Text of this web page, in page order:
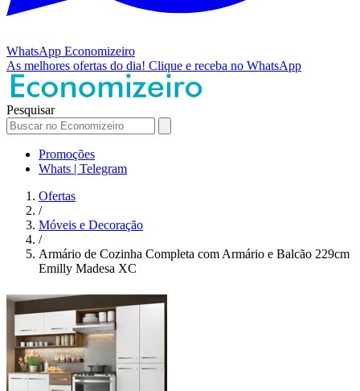
WhatsApp Economizeiro
As melhores ofertas do dia! Clique e receba no WhatsApp
Pesquisar
Promoções
Whats | Telegram
Ofertas
/
Móveis e Decoração
/
Armário de Cozinha Completa com Armário e Balcão 229cm
Emilly Madesa XC